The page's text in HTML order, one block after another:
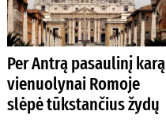
Per Antrą pasaulinį karą
vienuolynai Romoje
slėpė tūkstančius žydų